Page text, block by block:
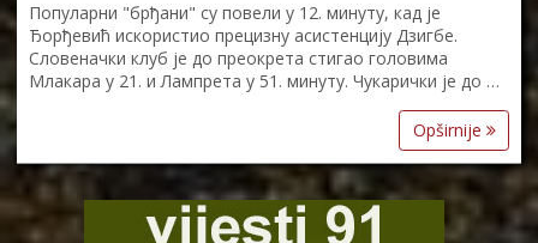
Популарни "брђани" су повели у 12. минуту, кад је
Ђорђевић искористио прецизну асистенцију Дзигбе.
Словеначки клуб је до преокрета стигао головима
Млакара у 21. и Лампрета у 51. минуту. Чукарички је до …
Opširnije